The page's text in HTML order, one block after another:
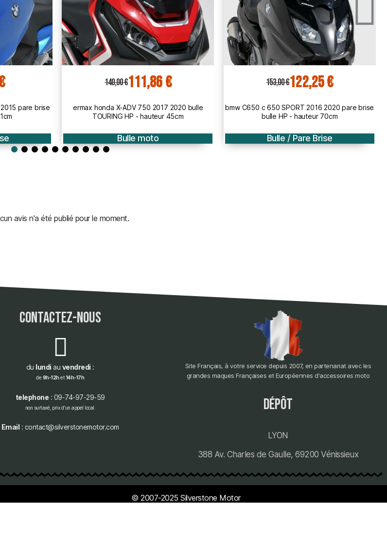
2020 bulle
45cm
153,00 € 122,25 €
bmw C650 c 650 SPORT 2016 2020 pare brise
bulle HP - hauteur 70cm
Bulle / Pare Brise
153,00 € 122,25 €
bmw C600 c 600 SPORT 2012 2015 pare brise
bulle HP +5cm - hauteur 70cm
Bulle / Pare Brise
avis n'a été publié pour le moment.
contactez-nous
du lundi au vendredi :
de 9h-12het 14h-17h
telephone : 09-74-97-29-59
non surtaxé, prix d'un appel local.
Email : contact@silverstonemotor.com
Site Français, à votre service depuis 2007, en partenariat avec les
grandes maques Françaises et Européennes d'accessoires moto
dépôt
LYON
388 Av. Charles de Gaulle, 69200 Vénissieux
© 2007-2025 Silverstone Motor